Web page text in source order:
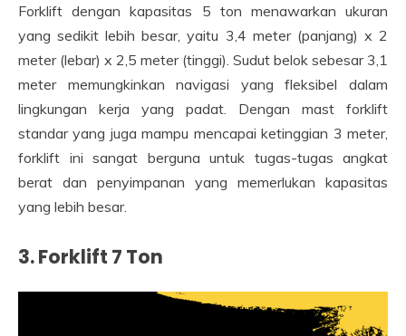
Forklift dengan kapasitas 5 ton menawarkan ukuran
yang sedikit lebih besar, yaitu 3,4 meter (panjang) x 2
meter (lebar) x 2,5 meter (tinggi). Sudut belok sebesar 3,1
meter memungkinkan navigasi yang fleksibel dalam
lingkungan kerja yang padat. Dengan mast forklift
standar yang juga mampu mencapai ketinggian 3 meter,
forklift ini sangat berguna untuk tugas-tugas angkat
berat dan penyimpanan yang memerlukan kapasitas
yang lebih besar.
3. Forklift 7 Ton